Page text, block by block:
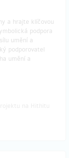
a hrajte klíčovou
podpora
umění a
podporovatel
umění a